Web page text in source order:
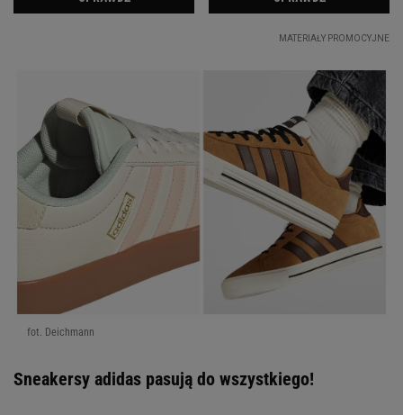
fot. Deichmann
Sneakersy adidas pasują do wszystkiego!